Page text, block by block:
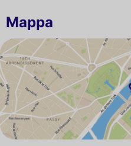
Mappa